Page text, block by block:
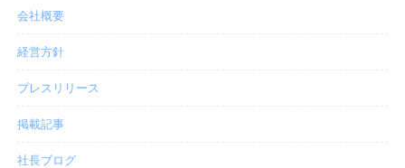
会社概要
経営方針
プレスリリース
掲載記事
社長ブログ